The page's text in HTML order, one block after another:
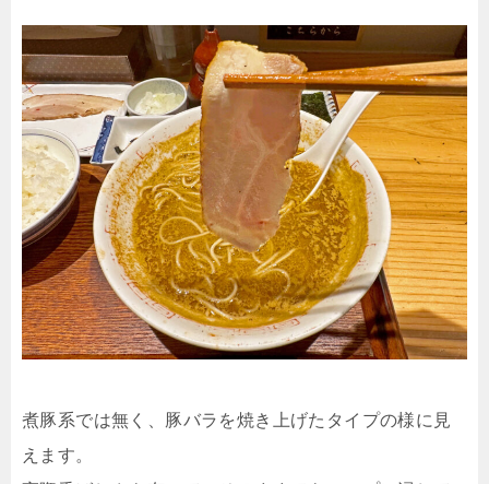
煮豚系では無く、豚バラを焼き上げたタイプの様に見
えます。